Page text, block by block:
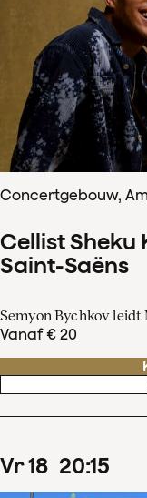
Concertgebouw,
Cellist Sheku
Saint-Saëns
Semyon Bychkov leidt
Vanaf € 20
vr18 20:15